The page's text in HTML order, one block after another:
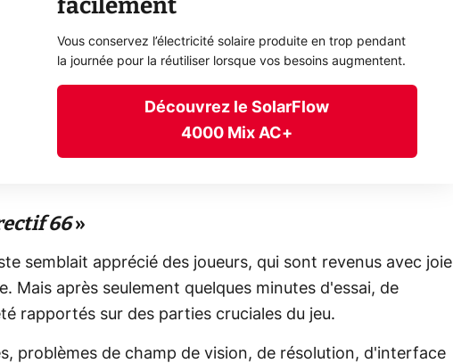
facilement
Vous conservez l’électricité solaire produite en trop pendant
la journée pour la réutiliser lorsque vos besoins augmentent.
Découvrez le SolarFlow
4000 Mix AC+
66»
semblait apprécié des joueurs, qui sont revenus avec joie
Mais après seulement quelques minutes d'essai, de
rapportés sur des parties cruciales du jeu.
problèmes de champ de vision, de résolution, d'interface